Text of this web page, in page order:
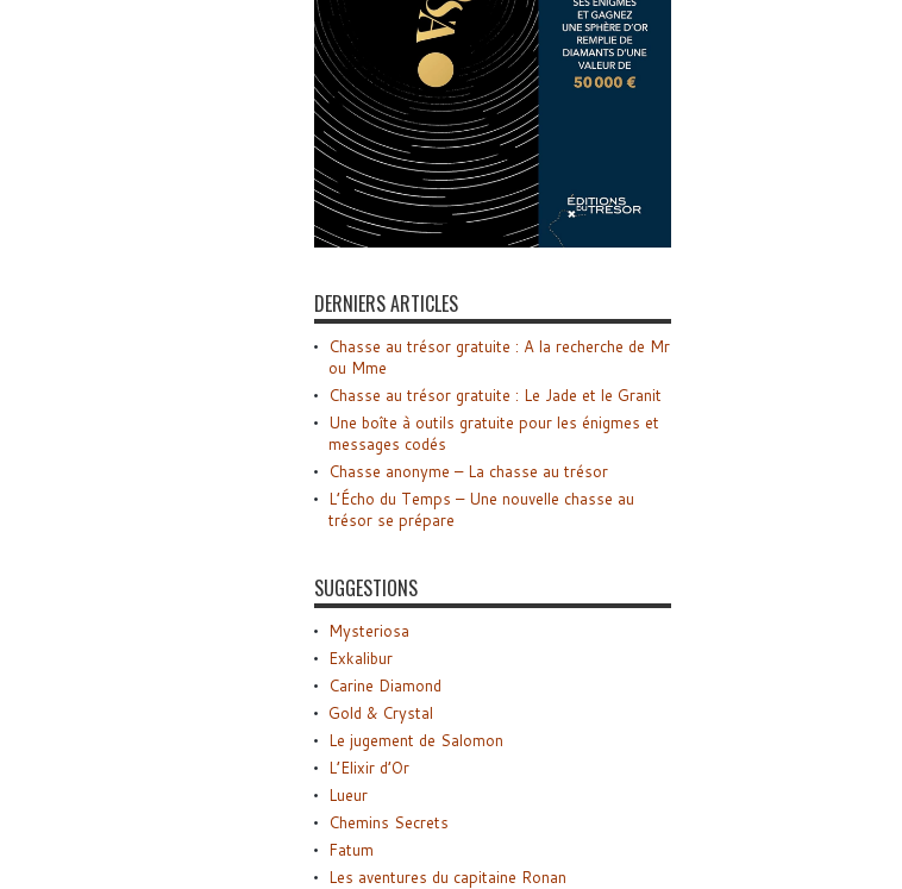
DERNIERS ARTICLES
Chasse au trésor gratuite : A la recherche de Mr
ou Mme
Chasse au trésor gratuite : Le Jade et le Granit
Une boîte à outils gratuite pour les énigmes et
messages codés
Chasse anonyme – La chasse au trésor
L’Écho du Temps – Une nouvelle chasse au
trésor se prépare
SUGGESTIONS
Mysteriosa
Exkalibur
Carine Diamond
Gold & Crystal
Le jugement de Salomon
L’Elixir d’Or
Lueur
Chemins Secrets
Fatum
Les aventures du capitaine Ronan